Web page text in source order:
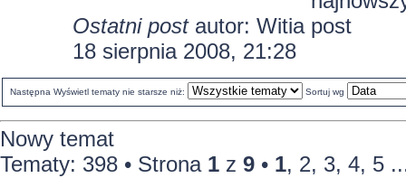
Ostatni post autor: Witia
18 sierpnia 2008, 21:28
Następna Wyświetl tematy nie starsze niż: Sortuj wg
Nowy temat
Tematy: 398 • Strona 1 z 9 • 1, 2, 3, 4, 5